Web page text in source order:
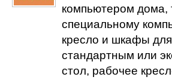
компьютером дома,
специальному
кресло и шкафы
стандартным или
стол, рабочее